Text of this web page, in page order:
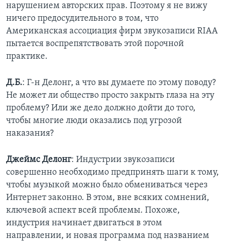
нарушением авторских прав. Поэтому я не вижу
ничего предосудительного в том, что
Американская ассоциация фирм звукозаписи RIAA
пытается воспрепятствовать этой порочной
практике.
Д.Б.: Г-н Делонг, а что вы думаете по этому поводу?
Не может ли общество просто закрыть глаза на эту
проблему? Или же дело должно дойти до того,
чтобы многие люди оказались под угрозой
наказания?
Джеймс Делонг: Индустрии звукозаписи
совершенно необходимо предпринять шаги к тому,
чтобы музыкой можно было обмениваться через
Интернет законно. В этом, вне всяких сомнений,
ключевой аспект всей проблемы. Похоже,
индустрия начинает двигаться в этом
направлении, и новая программа под названием